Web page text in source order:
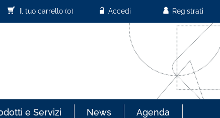
Registrati
Accedi
Il tuo carrello (0)
e Servizi News Agenda